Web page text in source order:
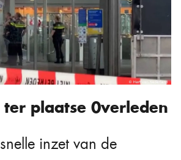
plaatse 0verleden
inzet van de